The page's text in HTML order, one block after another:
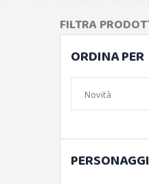
FILTRA
ORDINA PER
PERSONAGGI